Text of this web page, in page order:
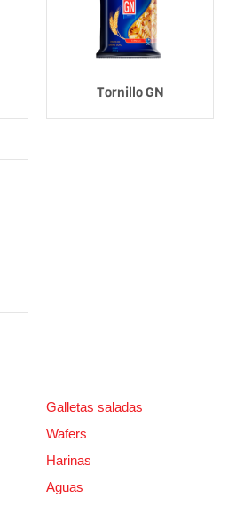
Galletas saladas
Wafers
Harinas
Aguas
Tornillo GN